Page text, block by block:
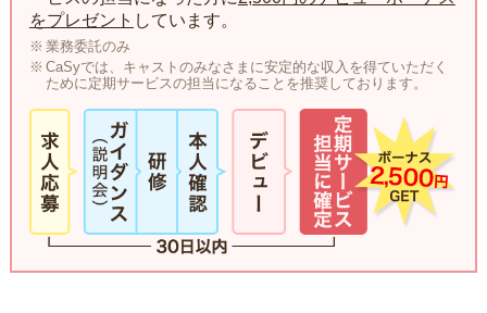
をプレゼント しています。
業務委託のみ
CaSyでは、キャストのみなさまに安定的な収入を得ていただく
ために定期サービスの担当になることを推奨しております。